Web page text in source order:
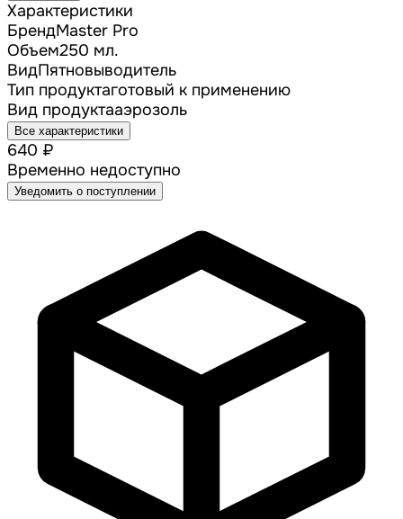
Характеристики
БрендMaster Pro
Объем250 мл.
ВидПятновыводитель
Тип продуктаготовый к применению
Вид продуктааэрозоль
Все характеристики
640 ₽
Временно недоступно
Уведомить о поступлении